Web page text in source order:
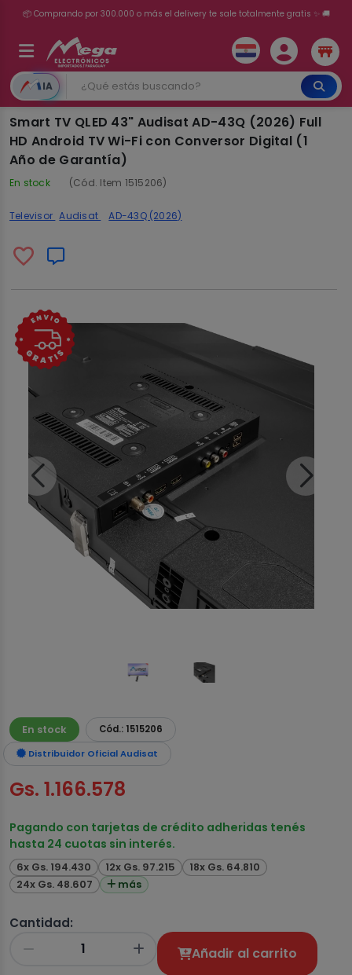
💳 ¡HASTA 24 CUOTAS SIN INTERÉS con tarjetas adheridas!
IA
Smart TV QLED 43" Audisat AD-43Q (2026) Full
HD Android TV Wi-Fi con Conversor Digital (1
Año de Garantía)
En stock (Cód. Item 1515206)
Televisor Audisat AD-43Q (2026)
En stock
Cód.: 1515206
Distribuidor Oficial Audisat
Gs. 1.166.578
Pagando con tarjetas de crédito adheridas tenés
hasta 24 cuotas sin interés.
6x Gs. 194.430 12x Gs. 97.215
18x Gs. 64.810
24x Gs. 48.607
más
Cantidad:
Añadir al carrito